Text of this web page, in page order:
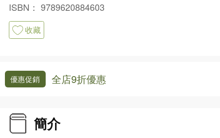
ISBN： 9789620884603
收藏
優惠促銷 全店9折優惠
簡介